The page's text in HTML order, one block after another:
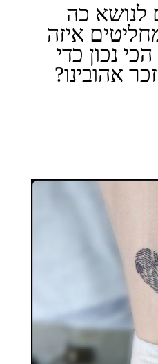
לנושא כה
איזה
נכון כדי
אהובינו?